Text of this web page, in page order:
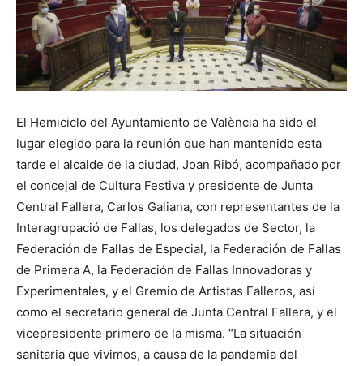
El Hemiciclo del Ayuntamiento de València ha sido el
lugar elegido para la reunión que han mantenido esta
tarde el alcalde de la ciudad, Joan Ribó, acompañado por
el concejal de Cultura Festiva y presidente de Junta
Central Fallera, Carlos Galiana, con representantes de la
Interagrupació de Fallas, los delegados de Sector, la
Federación de Fallas de Especial, la Federación de Fallas
de Primera A, la Federación de Fallas Innovadoras y
Experimentales, y el Gremio de Artistas Falleros, así
como el secretario general de Junta Central Fallera, y el
vicepresidente primero de la misma. “La situación
sanitaria que vivimos, a causa de la pandemia del